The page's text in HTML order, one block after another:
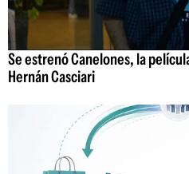
Se estrenó Canelones, la
Hernán Casciari